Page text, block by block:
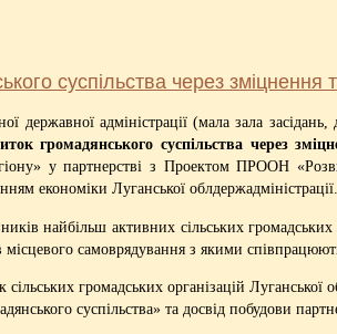
суспільства через зміцнення
державної адміністрації (мала зала
громадянського суспільства через
у партнерстві з Проектом ПРООН
економіки Луганської облдержадміністрації.
найбільш активних сільських
самоврядування з якими
громадських організацій Луганської
суспільства» та досвід побудови